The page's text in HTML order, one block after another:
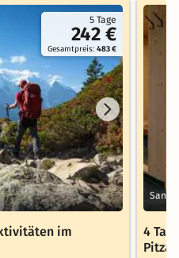
5 Tage
242 €
Gesamtpreis:483 €
im
Sankt
4
Pitzal